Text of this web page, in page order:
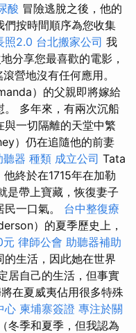
酸 冒險逃脫之後，他的
按時間順序為您收集
照2.0 台北搬家公司 我
分享您最喜歡的電影，
營地沒有任何應用。
）的父親即將嫁給
。 多年來，有兩次沉船
一切隔離的天堂中繁
）仍在追隨他的前妻
聽器 種類 成立公司 Tata
終於在1715年在加勒
是帶上寶藏，恢復妻子
一口氣。 台中整復療
）的夏季歷史上，
元 律師公會 助聽器補助
生活，因此她在世界
居自己的生活，但事實
在夏威夷佔用很多特殊
心 柬埔寨簽證 專注於關
冬季和夏季，但我認為